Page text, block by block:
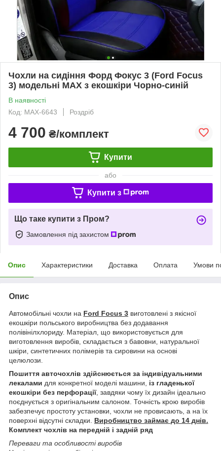
Чохли на сидіння Форд Фокус 3 (Ford Focus
3) модельні MAX з екошкіри Чорно-синій
В наявності
Код: MAX-6643
Роздріб
4 700 ₴/комплект
Купити
або
Купити з
Що таке купити з Пром?
Замовлення під захистом
Опис Характеристики Доставка Оплата Умови
Опис
Автомобільні чохли на Ford Focus 3 виготовлені з якісної
екошкіри польського виробництва без додавання
полівінілхлориду. Матеріал, що використовується для
виготовлення виробів, складається з бавовни, натуральної
шкіри, синтетичних полімерів та сировини на основі
целюлози.
Пошиття авточохлів здійснюється за індивідуальними
лекалами для конкретної моделі машини, із гладенької
екошкіри без перфорації, завдяки чому їх дизайн ідеально
поєднується з оригінальним салоном. Точність крою виробів
забезпечує простоту установки, чохли не провисають, а на їх
поверхні відсутні складки. Виробництво займає до 14 днів.
Комплект чохлів на передній і задній ряд
Переваги та особливості виробів